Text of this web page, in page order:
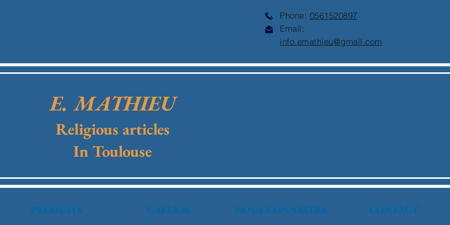
Phone: 0561520897
Email:
info.emathieu@gmail.com
E. MATHIEU
Religious articles
In Toulouse
PRODUITS GALERIE NOUS CONNAITRE CONTACT